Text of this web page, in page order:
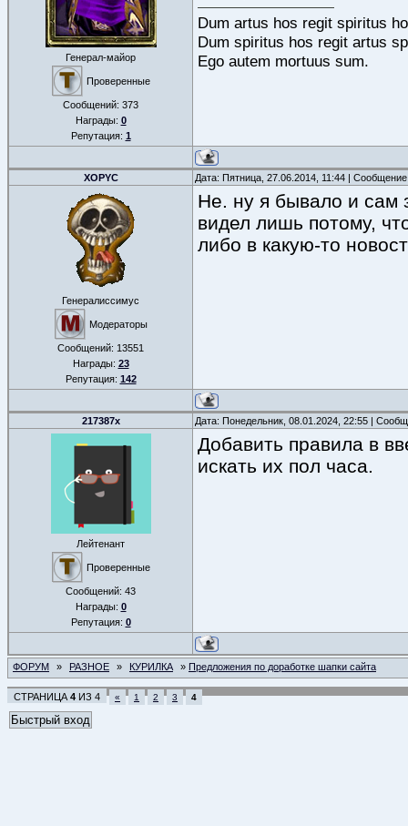
Генерал-майор
Проверенные
Сообщений: 373
Награды: 0
Репутация: 1
Dum artus hos regit spiritus
Dum spiritus hos regit artus
Ego autem mortuus sum.
XOPYC Дата: Пятница, 27.06.2014, 11:44 |
Генералиссимус
Модераторы
Сообщений: 13551
Награды: 23
Репутация: 142
Не. ну я бывало и сам
видел лишь потому,
либо в какую-то
217387x Дата: Понедельник, 08.01.2024, 22:55 |
Лейтенант
Проверенные
Сообщений: 43
Награды: 0
Репутация: 0
Добавить правила в
искать их пол часа.
ФОРУМ » РАЗНОЕ » КУРИЛКА » Предложения по доработке шапки сайта
СТРАНИЦА 4 ИЗ 4 « 1 2 3 4